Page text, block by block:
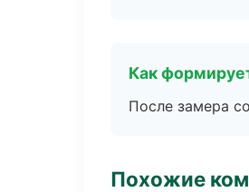
Как
После замера
Похожие